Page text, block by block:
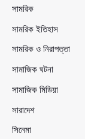
সামরিক
সামরিক ইতিহাস
সামরিক ও নিরাপত্তা
সামাজিক ঘটনা
সামাজিক মিডিয়া
সারাদেশ
সিনেমা